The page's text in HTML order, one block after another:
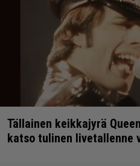
Tällainen keikkajyrä
katso tulinen livetallenne